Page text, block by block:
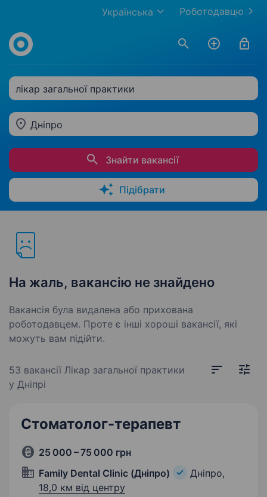
Роботодавцю
Українська
лікар загальної практики
Дніпро
Знайти вакансії
Підібрати
На жаль, вакансію не знайдено
Вакансія була видалена або прихована
роботодавцем. Проте є інші хороші вакансії, які
можуть вам підійти.
53 вакансії Лікар загальної практики
у Дніпрі
Стоматолог-терапевт
25 000 – 75 000 грн
Family Dental Clinic (Дніпро)
Дніпро,
18,0 км від центру